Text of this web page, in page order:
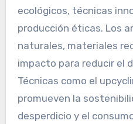
ecológicos, técnicas
producción éticas. Los
naturales, materiales
impacto para reducir el
Técnicas como el
promueven la
desperdicio y el